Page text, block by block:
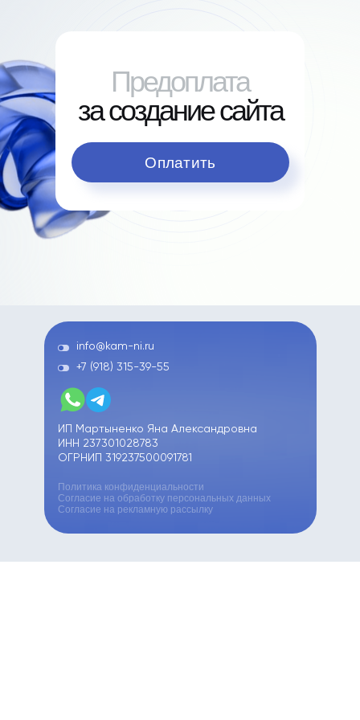
Предоплата
за создание сайта
Оплатить
info@kam-ni.ru
+7 (918) 315-39-55
ИП Мартыненко Яна Александровна
ИНН 237301028783
ОГРНИП 319237500091781
Политика конфиденциальности
Согласие на обработку персональных данных
Согласие на рекламную рассылку